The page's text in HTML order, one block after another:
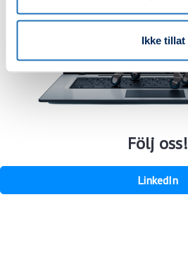
Ikke tillat
Följ oss!
LinkedIn